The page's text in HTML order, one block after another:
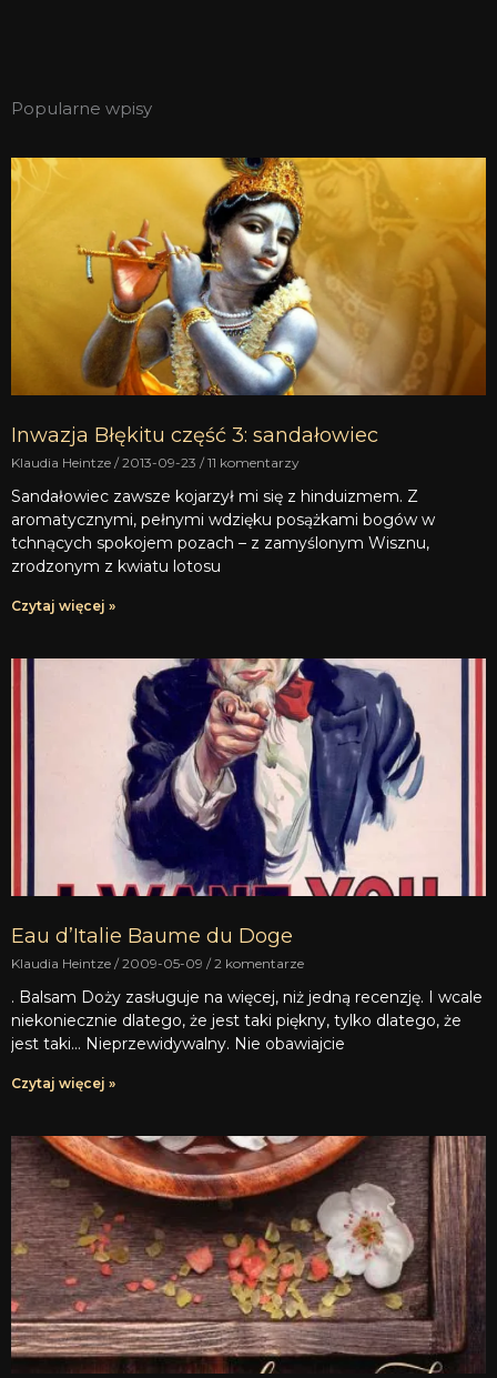
Popularne wpisy
Inwazja Błękitu część 3: sandałowiec
Klaudia Heintze 2013-09-23 11 komentarzy
Sandałowiec zawsze kojarzył mi się z hinduizmem. Z
aromatycznymi, pełnymi wdzięku posążkami bogów w
tchnących spokojem pozach – z zamyślonym Wisznu,
zrodzonym z kwiatu lotosu
Czytaj więcej »
Eau d’Italie Baume du Doge
Klaudia Heintze 2009-05-09 2 komentarze
. Balsam Doży zasługuje na więcej, niż jedną recenzję. I wcale
niekoniecznie dlatego, że jest taki piękny, tylko dlatego, że
jest taki… Nieprzewidywalny. Nie obawiajcie
Czytaj więcej »